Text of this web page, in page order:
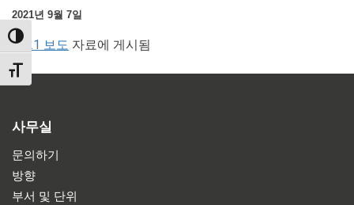
TOGGLE HIGH CONTRAST
TOGGLE FONT SIZE
2021년 9월 7일
2021 보도 자료에 게시됨
사무실
문의하기
방향
부서 및 단위